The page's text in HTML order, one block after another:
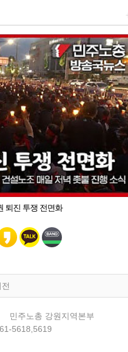
퇴진 투쟁 전면화
민주노총 강원지역본부
5618,5619